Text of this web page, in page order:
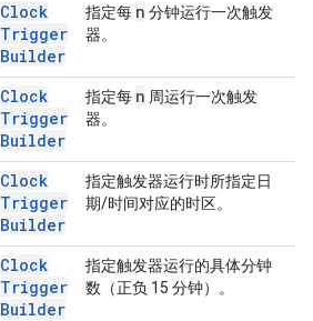
Clock
Trigger
Builder
指定每 n 分钟运行一次触发
器。
Clock
Trigger
Builder
指定每 n 周运行一次触发
器。
Clock
Trigger
Builder
指定触发器运行时所指定日
期/时间对应的时区。
Clock
Trigger
Builder
指定触发器运行的具体分钟
数（正负 15 分钟）。